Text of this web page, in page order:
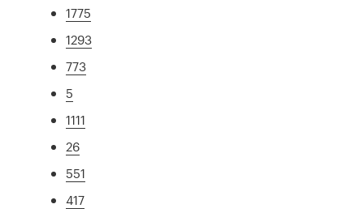
1775
1293
773
5
1111
26
551
417